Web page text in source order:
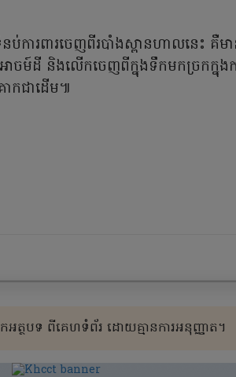
រពារចេញពីរបាំងស្ពានហាលនេះ គឺមាន
ចម៍ដី និងលើកចេញពីក្នុងទឹកមកច្រកក្នុងក
កជាដើម៕
ត្ថបទ ពីគេហទំព័រ ដោយគ្មានការអនុញ្ញាត។